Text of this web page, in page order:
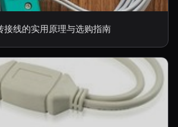
接线的实用原理与选购指南